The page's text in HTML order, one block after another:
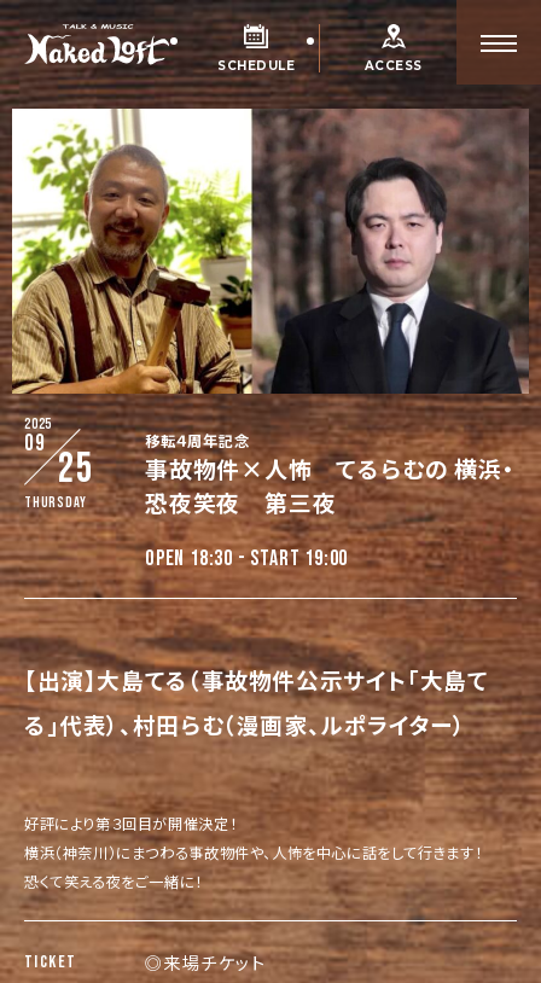
SCHEDULE ACCESS
2025
09
25
Thursday
移転４周年記念
事故物件×人怖 てるらむの 横浜・
恐夜笑夜 第三夜
OPEN 18:30 - START 19:00
【出演】大島てる（事故物件公示サイト「大島て
る」代表）、村田らむ（漫画家、ルポライター）
好評により第３回目が開催決定！
横浜（神奈川）にまつわる事故物件や、人怖を中心に話をして行きます！
恐くて笑える夜をご一緒に！
TICKET
◎来場チケット